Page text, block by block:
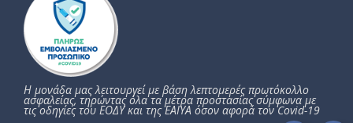
Η μονάδα μας λειτουργεί με βάση λεπτομερές πρωτόκολλο
ασφαλείας, τηρώντας όλα τα μέτρα προστασίας σύμφωνα με
τις οδηγίες του ΕΟΔΥ και της ΕΑΙΥΑ όσον αφορά τον Covid-19